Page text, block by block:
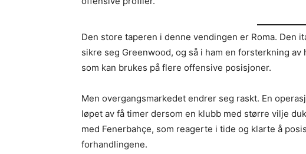
Den store taperen i denne vendingen er Roma. Den
sikre seg Greenwood, og så i ham en forsterkning
som kan brukes på flere offensive posisjoner.
Men overgangsmarkedet endrer seg raskt. En
løpet av få timer dersom en klubb med større vilje
med Fenerbahçe, som reagerte i tide og klarte å
forhandlingene.